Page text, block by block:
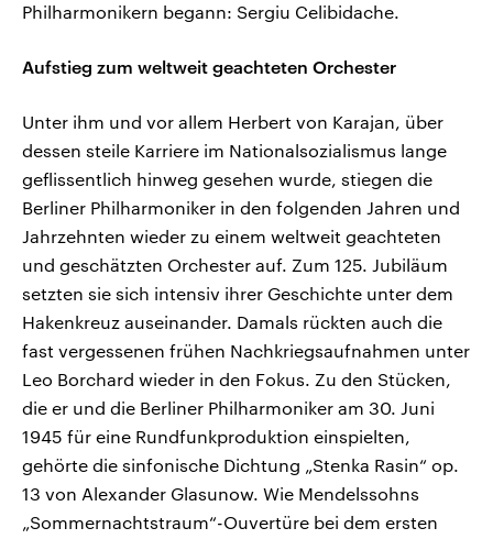
Philharmonikern begann: Sergiu Celibidache.
Aufstieg zum weltweit geachteten Orchester
Unter ihm und vor allem Herbert von Karajan, über
dessen steile Karriere im Nationalsozialismus lange
geflissentlich hinweg gesehen wurde, stiegen die
Berliner Philharmoniker in den folgenden Jahren und
Jahrzehnten wieder zu einem weltweit geachteten
und geschätzten Orchester auf. Zum 125. Jubiläum
setzten sie sich intensiv ihrer Geschichte unter dem
Hakenkreuz auseinander. Damals rückten auch die
fast vergessenen frühen Nachkriegsaufnahmen unter
Leo Borchard wieder in den Fokus. Zu den Stücken,
die er und die Berliner Philharmoniker am 30. Juni
1945 für eine Rundfunkproduktion einspielten,
gehörte die sinfonische Dichtung „Stenka Rasin“ op.
13 von Alexander Glasunow. Wie Mendelssohns
„Sommernachtstraum“-Ouvertüre bei dem ersten